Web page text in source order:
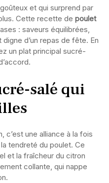
et qui surprend par
Cette recette de poulet
: saveurs équilibrées,
d’un repas de fête. En
un plat principal sucré-
salé qui
c’est une alliance à la fois
tendreté du poulet. Ce
et la fraîcheur du citron
collante, qui nappe